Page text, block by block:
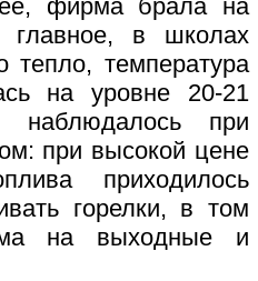
фирма брала на
в школах
тепло, температура
на уровне 20-21
наблюдалось при
при высокой цене
приходилось
горелки, в том
на выходные и